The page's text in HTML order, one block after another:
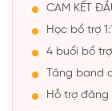
CAM KẾT
Học bổ trợ
4 buổi bổ
Tăng band
Hỗ trợ đăng